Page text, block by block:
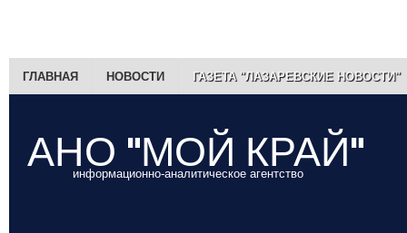
АНО "МОЙ КРАЙ"
информационно-аналитическое агентство
ГЛАВНАЯ НОВОСТИ ГАЗЕТА "ЛАЗАРЕВСКИЕ НОВОСТИ"